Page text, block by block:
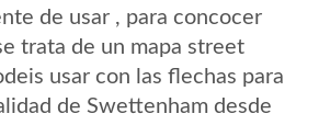
de usar , para concocer
trata de un mapa street
usar con las flechas para
de Swettenham desde